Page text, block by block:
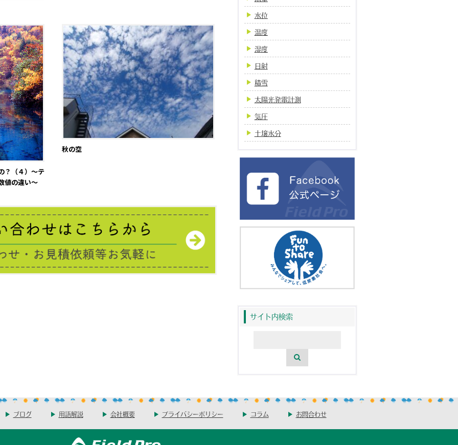
？（４）～テ
値の違い～
秋の空
水位
温度
湿度
日射
積雪
太陽光発電計測
気圧
土壌水分
サイト内検索
ブログ 用語解説 会社概要 プライバシーポリシー コラム お問合わせ